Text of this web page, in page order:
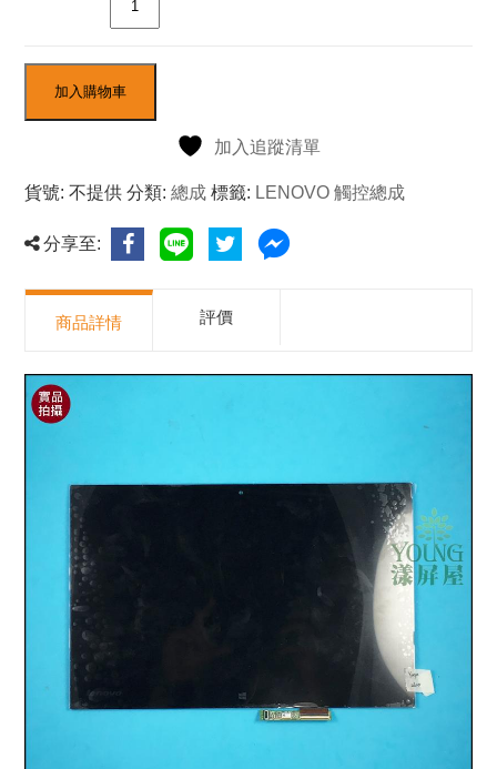
加入購物車
加入追蹤清單
貨號:不提供 分類:總成 標籤: LENOVO 觸控總成
分享至:
商品詳情 評價